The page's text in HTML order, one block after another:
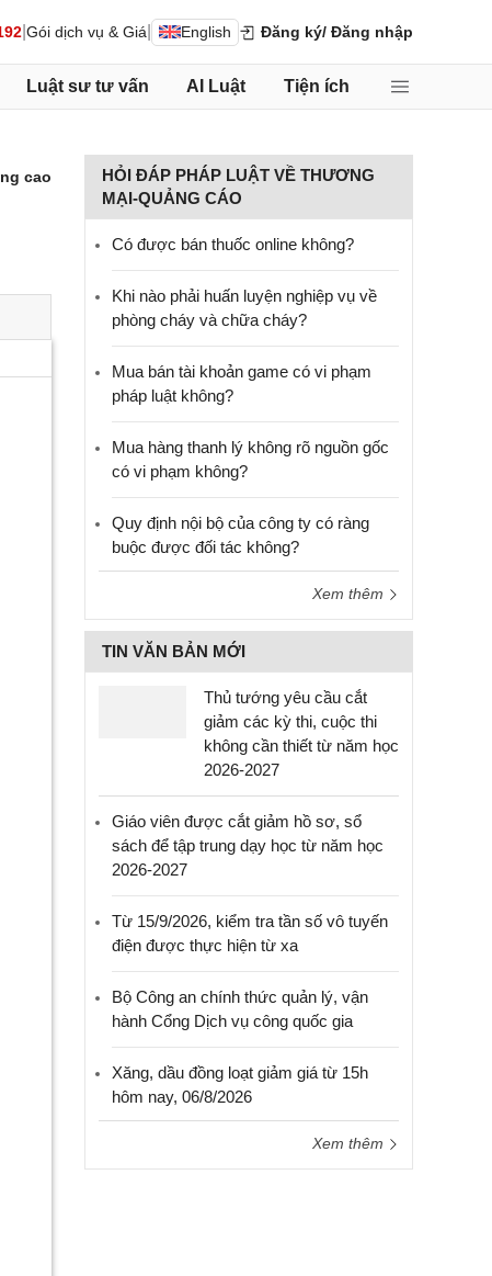
Gói dịch vụ & Giá English Đăng ký/ Đăng nhập
Luật sư tư vấn AI Luật Tiện ích
cao
HỎI ĐÁP PHÁP LUẬT VỀ THƯƠNG
MẠI-QUẢNG CÁO
Có được bán thuốc online không?
Khi nào phải huấn luyện nghiệp vụ về
phòng cháy và chữa cháy?
Mua bán tài khoản game có vi phạm
pháp luật không?
Mua hàng thanh lý không rõ nguồn gốc
có vi phạm không?
Quy định nội bộ của công ty có ràng
buộc được đối tác không?
Xem thêm
TIN VĂN BẢN MỚI
Thủ tướng yêu cầu cắt
giảm các kỳ thi, cuộc thi
không cần thiết từ năm học
2026-2027
Giáo viên được cắt giảm hồ sơ, sổ
sách để tập trung dạy học từ năm học
2026-2027
Từ 15/9/2026, kiểm tra tần số vô tuyến
điện được thực hiện từ xa
Bộ Công an chính thức quản lý, vận
hành Cổng Dịch vụ công quốc gia
Xăng, dầu đồng loạt giảm giá từ 15h
hôm nay, 06/8/2026
Xem thêm